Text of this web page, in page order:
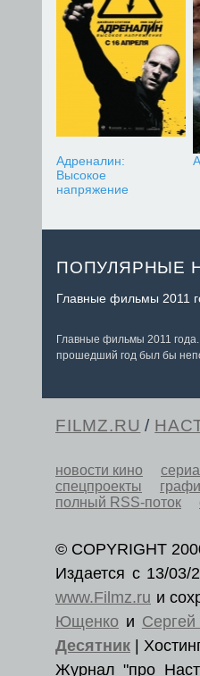
Адреналин:
Высокое
напряжение
ПОПУЛЯРНЫЕ
Главные фильмы 2011
Главные фильмы 2011
прошедший год был бы
FILMZ.RU /
новости кино
спецпроекты
полный RSS-поток
© COPYRIGHT
Издается с 13/03/
www.Filmz.ru и
Ющенко и
Десятник |
Журнал "про